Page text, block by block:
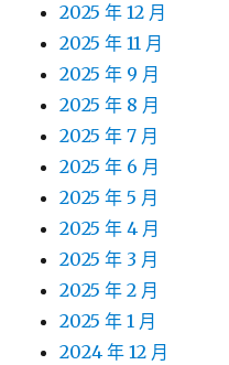
2025 年 12 月
2025 年 11 月
2025 年 9 月
2025 年 8 月
2025 年 7 月
2025 年 6 月
2025 年 5 月
2025 年 4 月
2025 年 3 月
2025 年 2 月
2025 年 1 月
2024 年 12 月